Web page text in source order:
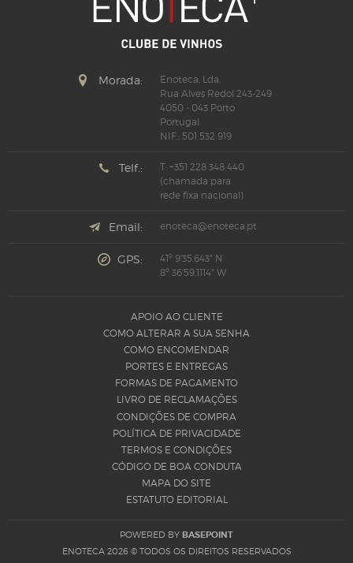
Morada:
Enoteca, Lda.
Rua Alves Redol 243-249
4050 - 043 Porto
Portugal
NIF.: 501 532 919
Telf.:
T: +351 228 348 440
(chamada para
rede fixa nacional)
Email: enoteca@enoteca.pt
GPS:
41º 9'35.643" N
8º 36'59.1114" W
APOIO AO CLIENTE
COMO ALTERAR A SUA SENHA
COMO ENCOMENDAR
PORTES E ENTREGAS
FORMAS DE PAGAMENTO
LIVRO DE RECLAMAÇÕES
CONDIÇÕES DE COMPRA
POLÍTICA DE PRIVACIDADE
TERMOS E CONDIÇÕES
CÓDIGO DE BOA CONDUTA
MAPA DO SITE
ESTATUTO EDITORIAL
POWERED BY BASEPOINT
ENOTECA 2026 © TODOS OS DIREITOS RESERVADOS